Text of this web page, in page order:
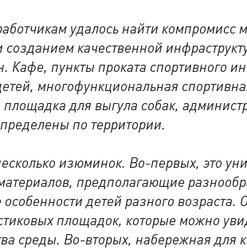
удалось найти
качественной
Кафе, пункты проката спортивного
многофункциональная
для выгула собак,
по территории.
изюминок. Во-первых, это
предполагающие
детей разного возраста.
площадок, которые можно
среды. Во-вторых, набережная для